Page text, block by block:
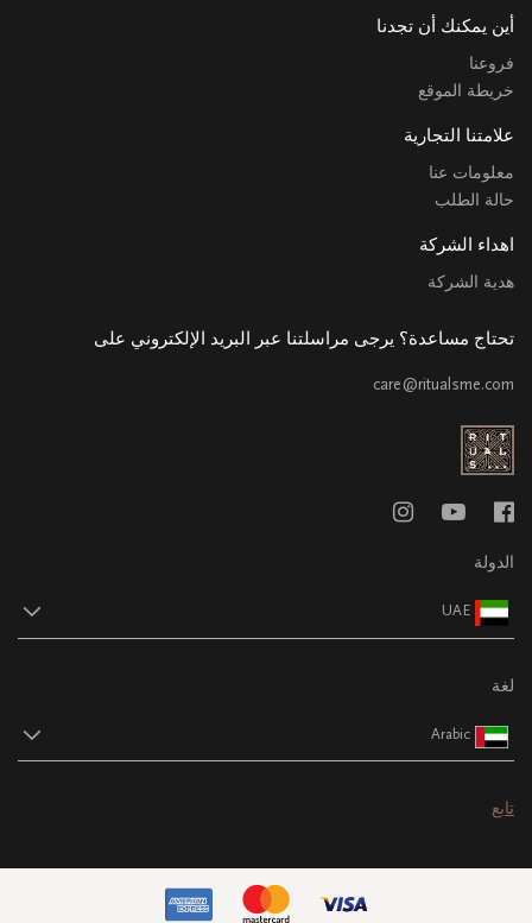
أين يمكنك أن تجدنا
فروعنا
خريطة الموقع
علامتنا التجارية
معلومات عنا
حالة الطلب
اهداء الشركة
هدية الشركة
تحتاج مساعدة؟ يرجى مراسلتنا عبر البريد الإلكتروني على
care@ritualsme.com
الدولة
UAE
لغة
Arabic
تابع